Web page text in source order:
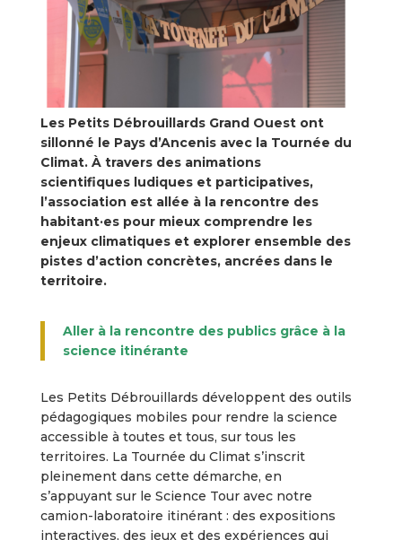
Les Petits Débrouillards Grand Ouest ont
sillonné le Pays d’Ancenis avec la Tournée du
Climat. À travers des animations
scientifiques ludiques et participatives,
l’association est allée à la rencontre des
habitant·es pour mieux comprendre les
enjeux climatiques et explorer ensemble des
pistes d’action concrètes, ancrées dans le
territoire.
Aller à la rencontre des publics grâce à la
science itinérante
Les Petits Débrouillards développent des outils
pédagogiques mobiles pour rendre la science
accessible à toutes et tous, sur tous les
territoires. La Tournée du Climat s’inscrit
pleinement dans cette démarche, en
s’appuyant sur le Science Tour avec notre
camion-laboratoire itinérant : des expositions
interactives, des jeux et des expériences qui